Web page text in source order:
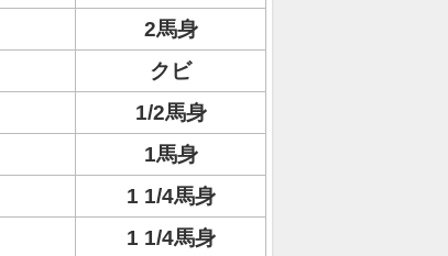
2馬身
クビ
1/2馬身
1馬身
1 1/4馬身
1 1/4馬身